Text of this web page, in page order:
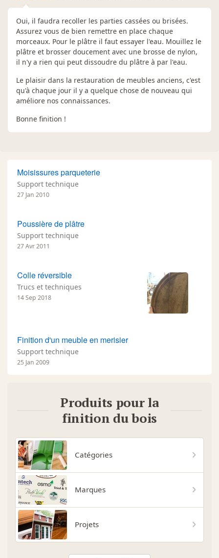
Oui, il faudra recoller les parties cassées ou brisées.
Assurez vous de bien remettre en place chaque
morceaux. Pour le plâtre il faut essayer l'eau. Mouillez le
plâtre et brosser doucement avec une brosse de nylon,
il n'y a rien qui peut dissoudre du plâtre à par l'eau.
Le plaisir dans la restauration de meubles anciens, c'est
qu'à chaque jour il y a quelque chose de nouveau qui
améliore nos connaissances.
Bonne finition !
Moisissures parqueterie
Support technique
27 Jan 2010
Poussière de plâtre
Support technique
27 Avr 2011
Colle réversible
Trucs et techniques
14 Sep 2018
Finition d'un meuble en merisier
Support technique
25 Jan 2009
Produits pour la
finition du bois
Catégories
Marques
Projets